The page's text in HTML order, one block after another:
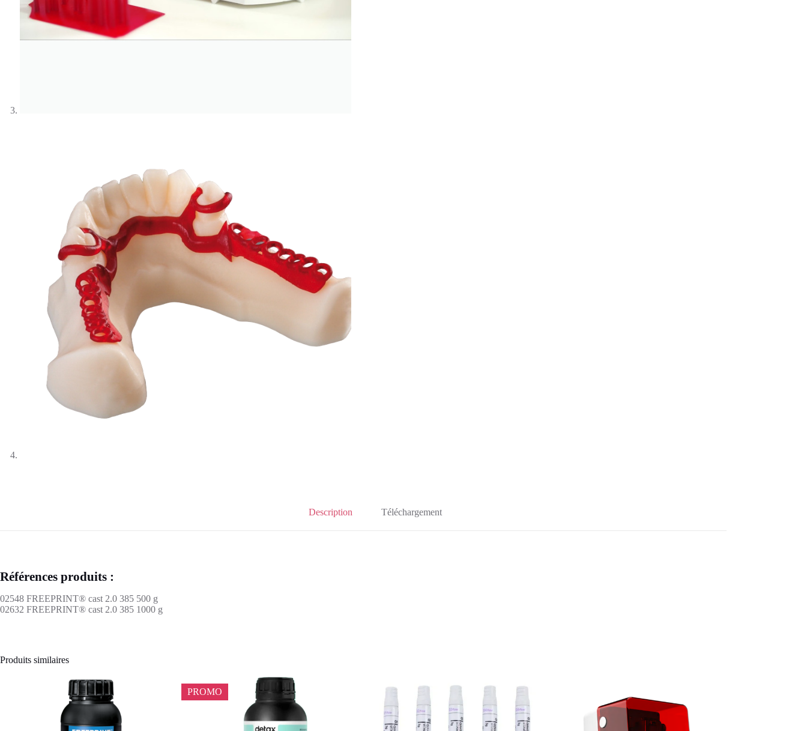
Description Téléchargement
Références produits :
02548 FREEPRINT® cast 2.0 385 500 g
02632 FREEPRINT® cast 2.0 385 1000 g
Produits similaires
PROMO